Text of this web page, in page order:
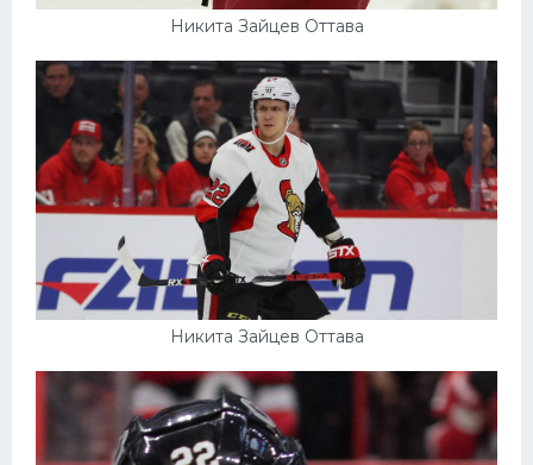
Никита Зайцев Оттава
Никита Зайцев Оттава